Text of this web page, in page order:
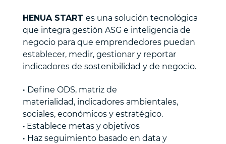
HENUA START es una solución tecnológica
que integra gestión ASG e inteligencia de
negocio para que emprendedores puedan
establecer, medir, gestionar y reportar
indicadores de sostenibilidad y de negocio.
· Define ODS, matriz de
materialidad, indicadores ambientales,
sociales, económicos y estratégico.
·Establece metas y objetivos
· Haz seguimiento basado en data y